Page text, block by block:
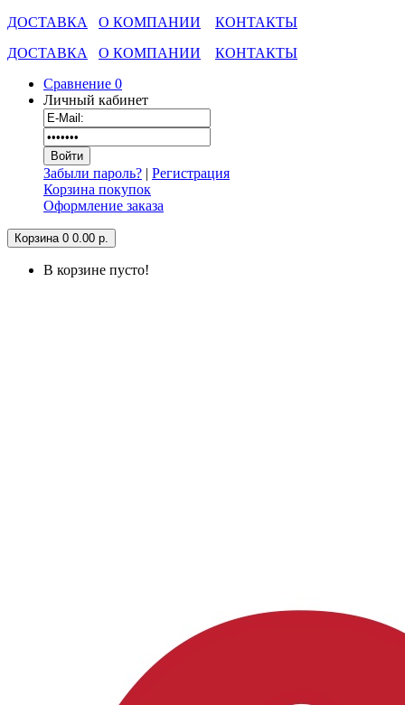
ДОСТАВКА О КОМПАНИИ
КОНТАКТЫ
ДОСТАВКА
О КОМПАНИИ
КОНТАКТЫ
Сравнение 0
Личный кабинет
Забыли пароль? | Регистрация
Корзина покупок
Оформление заказа
Корзина 0 0.00 р.
В корзине пусто!